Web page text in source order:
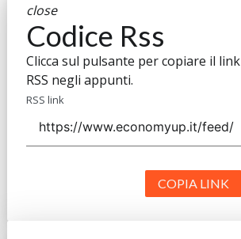
close
Codice Rss
Clicca sul pulsante per copiare il link
RSS negli appunti.
RSS link
COPIA LINK